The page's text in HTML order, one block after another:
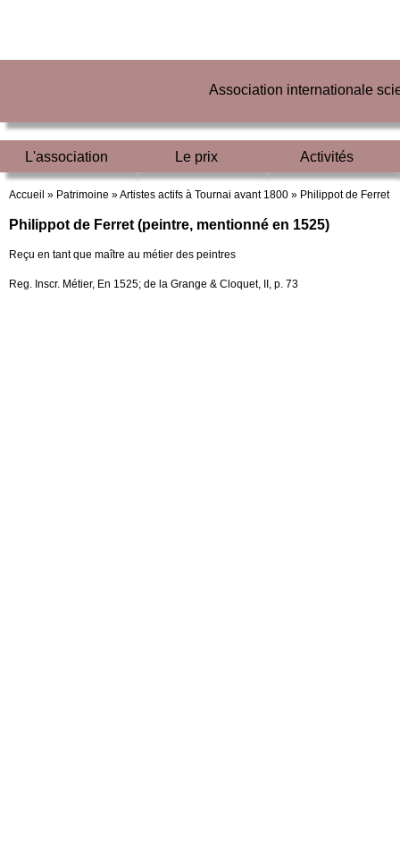
Association internationale
L'association Le prix Activités
Accueil » Patrimoine »Artistes actifs à Tournai avant 1800 » Philippot de Ferret
Philippot de Ferret (peintre, mentionné en 1525)
Reçu en tant que maître au métier des peintres
Reg. Inscr. Métier, En 1525; de la Grange & Cloquet, II, p. 73